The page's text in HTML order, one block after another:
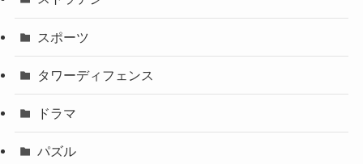
スポーツ
タワーディフェンス
ドラマ
パズル